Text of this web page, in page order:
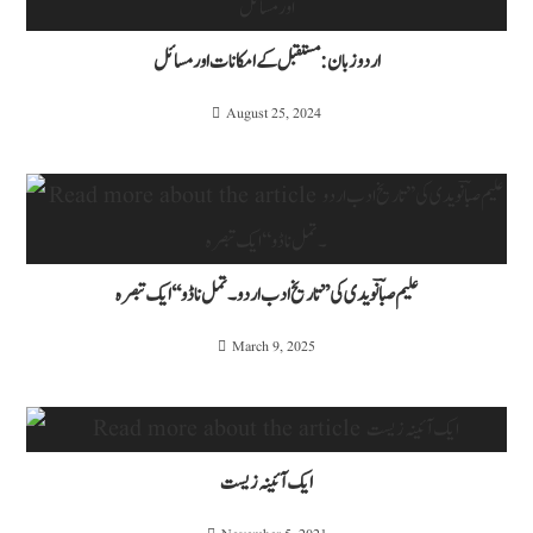
اردو زبان: مستقبل کے امکانات اور مسائل
August 25, 2024
علیم صباؔ نویدی کی ’’تاریخ ادب اردو ۔تمل ناڈو ‘‘ایک تبصرہ
March 9, 2025
ایک آئینہ زیست